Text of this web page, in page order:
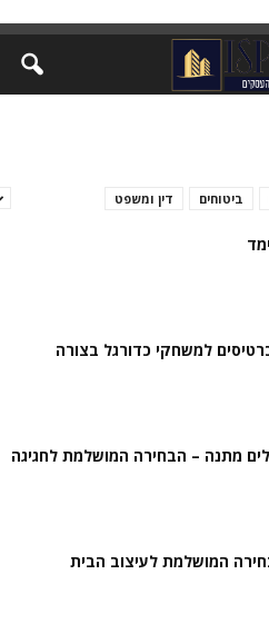
ביטוחים
דין ומשפט
למשחקי כדורגל בצורה
מתנה – הבחירה המושלמת לחגיגה
המושלמת לעיצוב הבית